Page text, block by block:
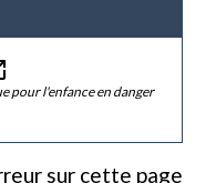
pour l'enfance en danger
sur cette page